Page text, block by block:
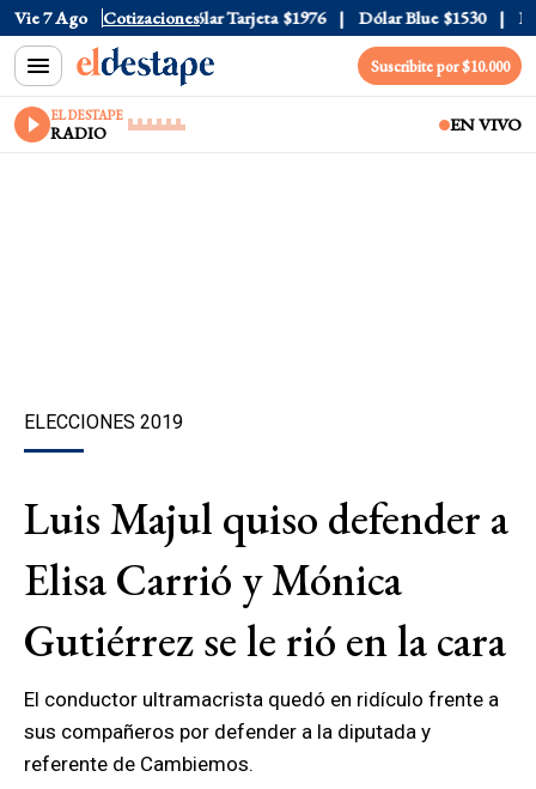
Vie 7 Ago Cotizaciones
Oficial $1520 Dólar Tarjeta $1976 Dólar Blue $1530
Suscribite por $10.000
EL DESTAPE
RADIO EN VIVO
ELECCIONES 2019
Luis Majul quiso defender a
Elisa Carrió y Mónica
Gutiérrez se le rió en la cara
El conductor ultramacrista quedó en ridículo frente a
sus compañeros por defender a la diputada y
referente de Cambiemos.